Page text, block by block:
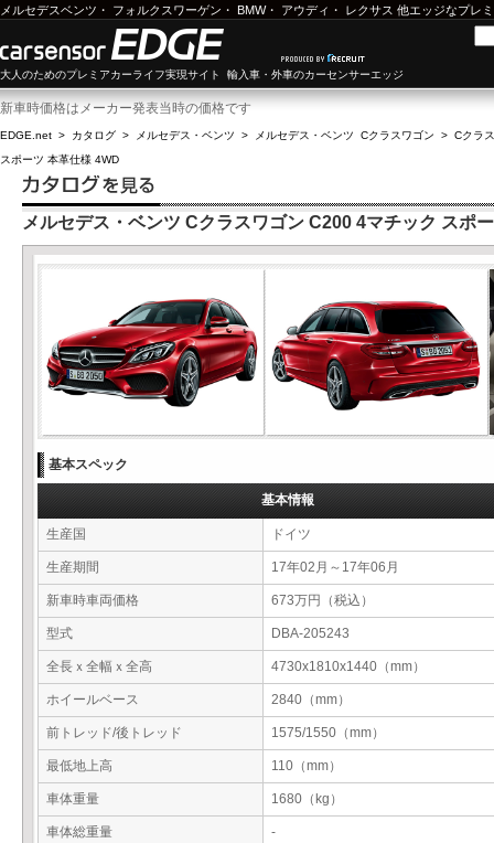
メルセデスベンツ ・ フォルクスワーゲン ・ BMW・ アウディ ・ レクサス 他エッジなプレ
大人のためのプレミアカーライフ実現サイト 輸入車・外車のカーセンサーエッジ
新車時価格はメーカー発表当時の価格です
EDGE.net > カタログ > メルセデス・ベンツ > メルセデス・ベンツ Cクラスワゴン > Cクラ
スポーツ 本革仕様 4WD
メルセデス・ベンツ Cクラスワゴン C200 4マチック スポ
基本スペック
基本情報
生産国 ドイツ
生産期間 17年02月～17年06月
新車時車両価格 673万円（税込）
型式 DBA-205243
全長ｘ全幅ｘ全高 4730x1810x1440（mm）
ホイールベース 2840（mm）
前トレッド/後トレッド 1575/1550（mm）
最低地上高 110（mm）
車体重量 1680（kg）
車体総重量 -